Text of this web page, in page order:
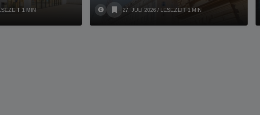
1 MIN 27. JULI 2026 / LESEZEIT 1 MIN